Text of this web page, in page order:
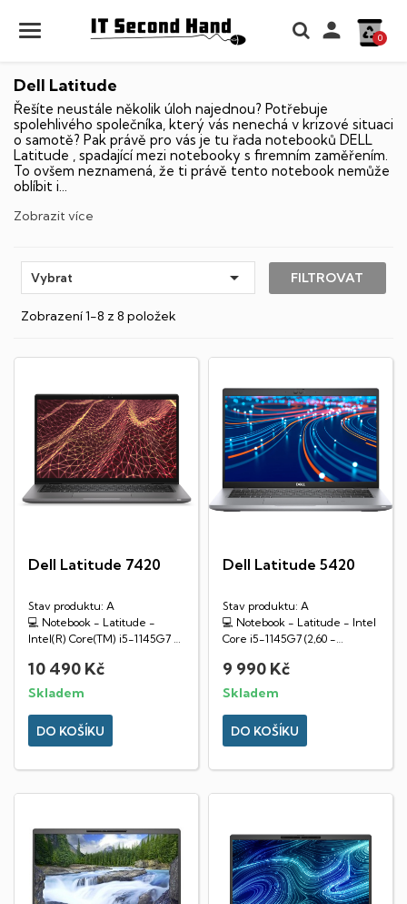
 0
Dell Latitude
Řešíte neustále několik úloh najednou? Potřebuje
spolehlivého společníka, který vás nenechá v krizové situaci
o samotě? Pak právě pro vás je tu řada notebooků DELL
Latitude , spadající mezi notebooky s firemním zaměřením.
To ovšem neznamená, že ti právě tento notebook nemůže
oblíbit i...
Zobrazit více
Vybrat  FILTROVAT
Zobrazení 1-8 z 8 položek
Dell Latitude 7420
Stav produktu: A
💻 Notebook - Latitude -
Intel(R) Core(TM) i5-1145G7 @
10 490 Kč
Skladem
DO KOŠÍKU
Dell Latitude 5420
Stav produktu: A
💻 Notebook - Latitude - Intel
Core i5-1145G7 (2,60 -
9 990 Kč
Skladem
DO KOŠÍKU